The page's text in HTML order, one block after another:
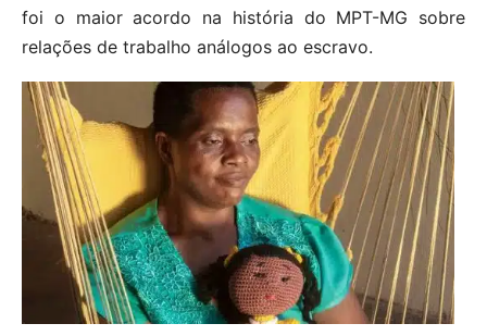
foi o maior acordo na história do MPT-MG sobre
relações de trabalho análogos ao escravo.